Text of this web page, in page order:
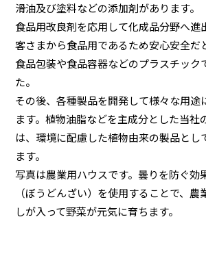
滑油及び塗料などの添加剤があります。
食品用改良剤を応用して化成品分野へ進
客さまから食品用であるため安心安全だ
食品包装や食品容器などのプラスチック
た。
その後、各種製品を開発して様々な用途
ます。植物油脂などを主成分とした当社
は、環境に配慮した植物由来の製品とし
ます。
写真は農業用ハウスです。曇りを防ぐ効
（ぼうどんざい）を使用することで、
しが入って野菜が元気に育ちます。